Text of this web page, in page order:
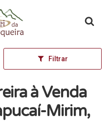
inicial
Filtrar
à Venda
Mirim,